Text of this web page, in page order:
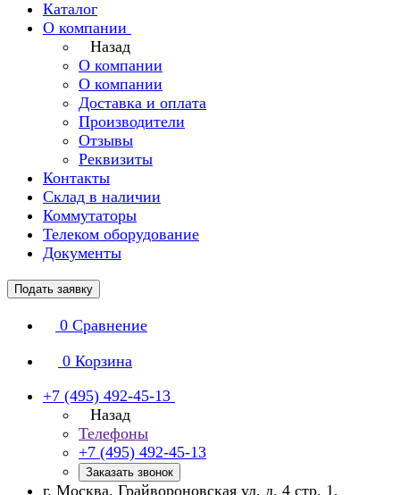
Каталог
О компании
Назад
О компании
О компании
Доставка и оплата
Производители
Отзывы
Реквизиты
Контакты
Склад в наличии
Коммутаторы
Телеком оборудование
Документы
Подать заявку
0 Сравнение
0 Корзина
+7 (495) 492-45-13
Назад
Телефоны
+7 (495) 492-45-13
Заказать звонок
г. Москва, Грайвороновская ул, д. 4 стр. 1,